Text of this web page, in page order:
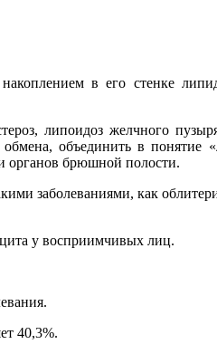
в его стенке
липоидоз желчного
объединить в понятие
органов брюшной полости.
заболеваниями, как
у восприимчивых лиц.
40,3%.